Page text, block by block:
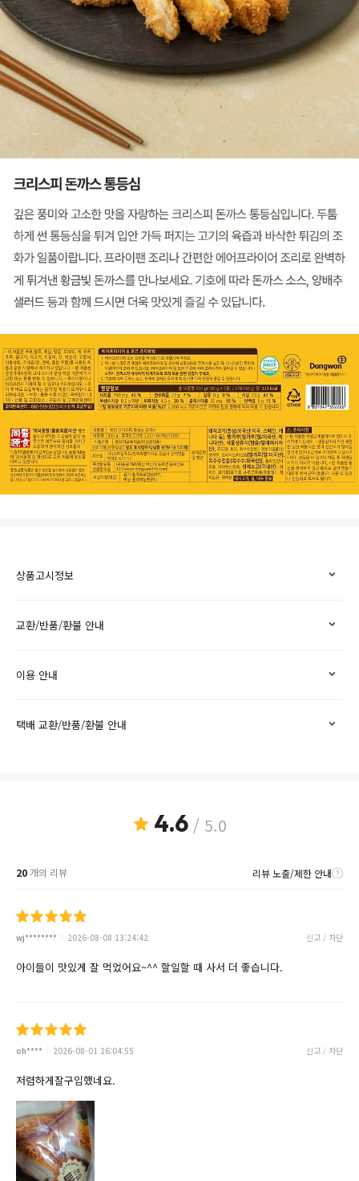
상품고시정보
교환/반품/환불 안내
이용 안내
택배 교환/반품/환불 안내
4.6/ 5.0
20개의 리뷰 리뷰 노출/제한 안내
wj******** 2026-08-08 13:24:42 신고 / 차단
아이들이 맛있게 잘 먹었어요~^^ 할일할 때 사서 더 좋습니다.
oh**** 2026-08-01 16:04:55 신고 / 차단
저렴하게잘구입했네요.